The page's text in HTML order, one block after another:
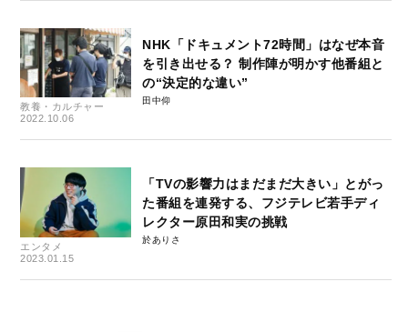
教養・カルチャー
2022.10.06
NHK「ドキュメント72時間」はなぜ本音
を引き出せる？ 制作陣が明かす他番組と
の“決定的な違い”
田中仰
エンタメ
2023.01.15
「TVの影響力はまだまだ大きい」とがっ
た番組を連発する、フジテレビ若手ディ
レクター原田和実の挑戦
於ありさ